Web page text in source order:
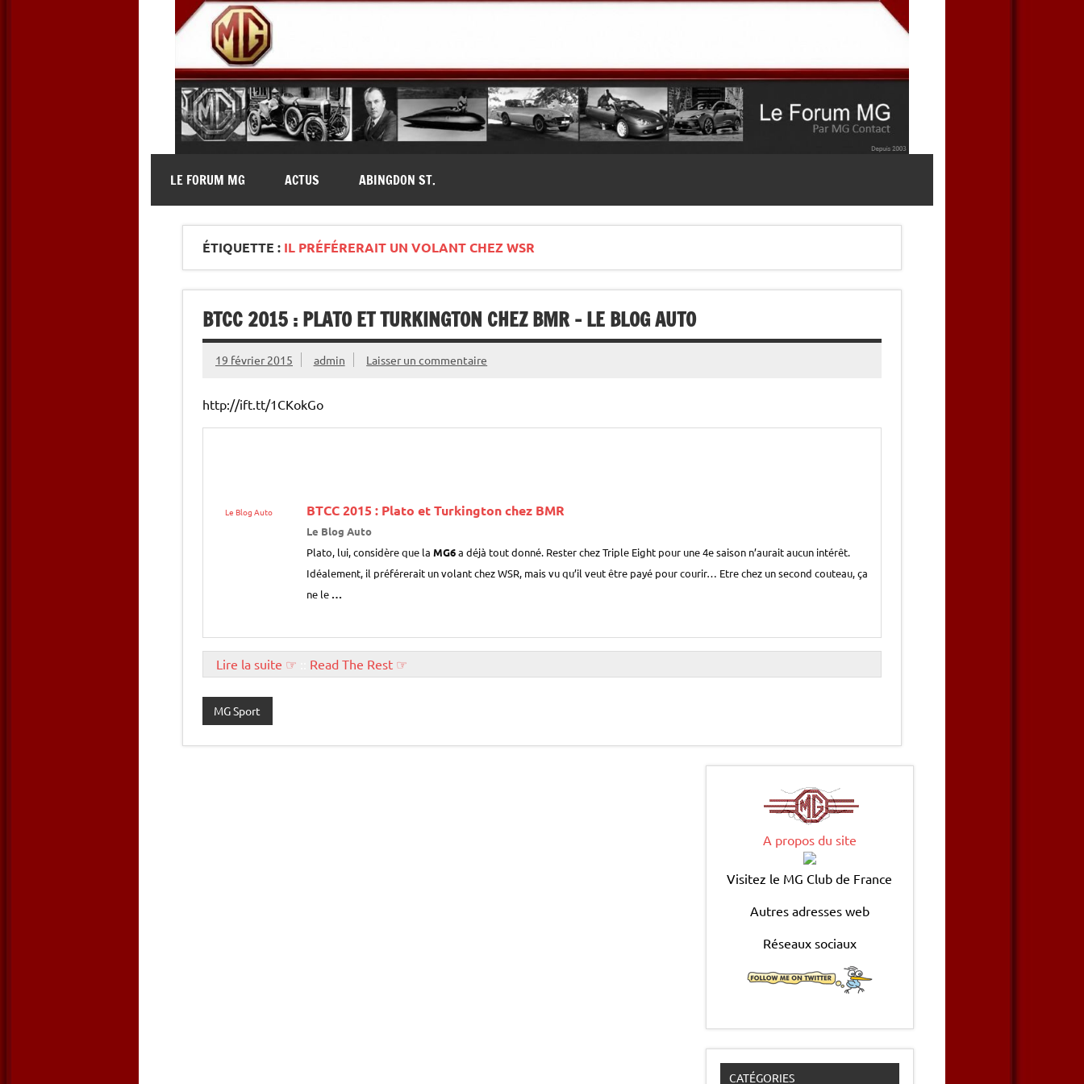
MG Contact
LE FORUM MG ACTUS ABINGDON ST.
ÉTIQUETTE : IL PRÉFÉRERAIT UN VOLANT CHEZ WSR
BTCC 2015 : PLATO ET TURKINGTON CHEZ BMR – LE BLOG AUTO
19 février 2015 admin Laisser un commentaire
http://ift.tt/1CKokGo
Le Blog Auto BTCC 2015 : Plato et Turkington chez BMR
Le Blog Auto
Plato, lui, considère que la MG6a déjà tout donné. Rester chez Triple Eight pour une 4e saison n’aurait aucun intérêt.
Idéalement, il préférerait un volant chez WSR, mais vu qu’il veut être payé pour courir… Etre chez un second couteau, ça
ne le …
Lire la suite ☞ Read The Rest ☞
MG Sport
A propos du site
Visitez le MG Club de France
Autres adresses web
Réseaux sociaux
CATÉGORIES